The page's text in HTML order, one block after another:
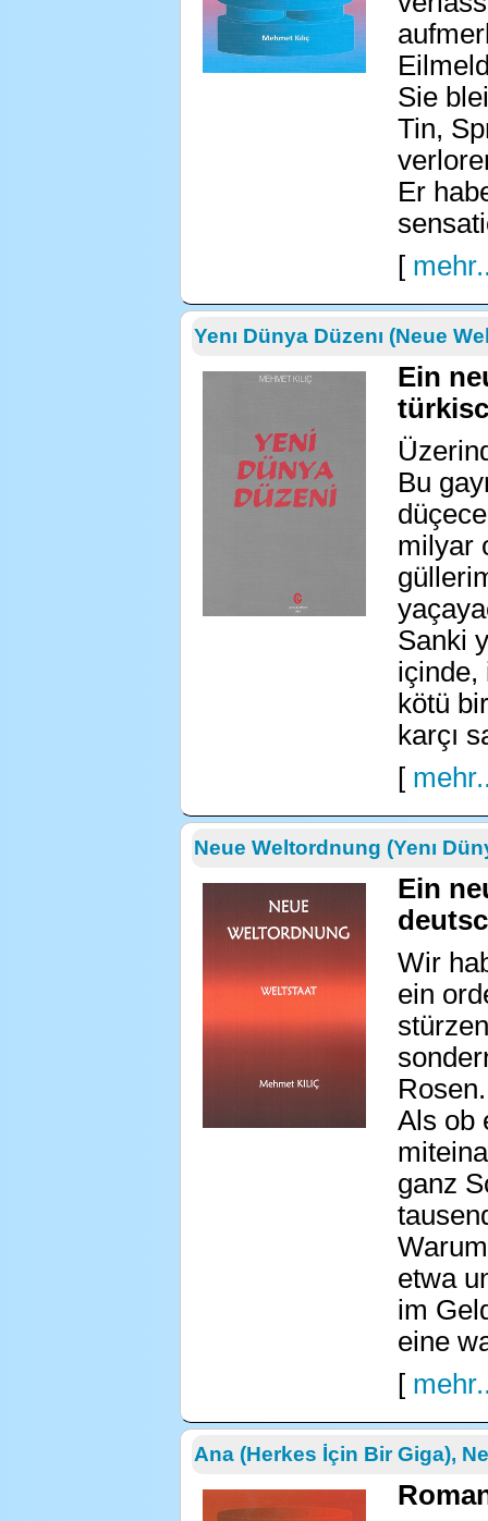
Sie
Tin,
Er
[
Yenı Dünya Düzenı (Neue
Ein
Bu
milyar
Sanki
içinde,
kötü
karçı
[
Neue Weltordnung (Yenı
Ein
Wir
ein
Als ob
ganz
etwa
im
eine
[
Ana (Herkes İçin Bir Giga),